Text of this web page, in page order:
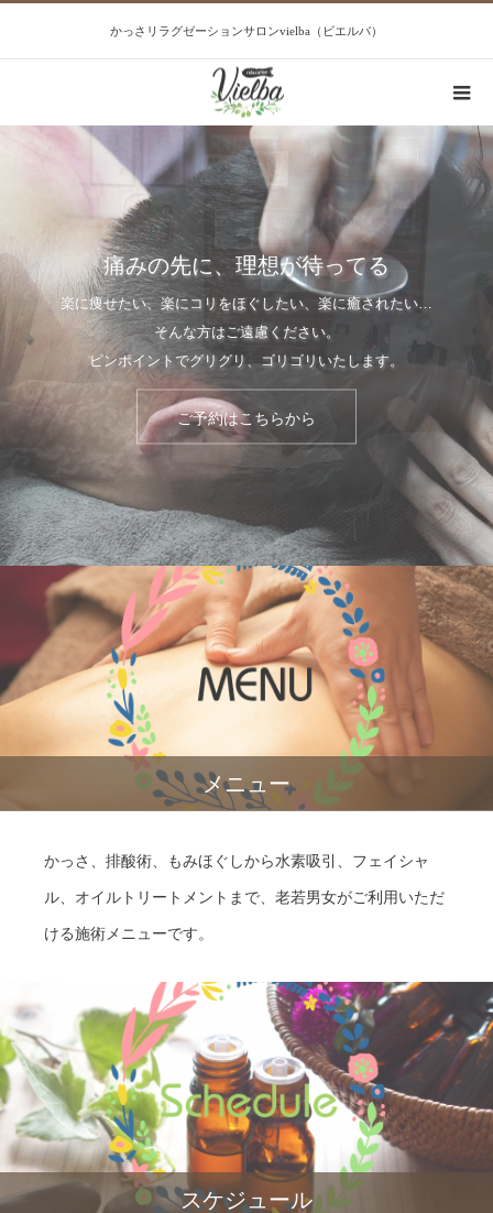
かっさリラグゼーションサロンvielba（ビエルバ）
痛みの先に、理想が待ってる
楽に痩せたい、楽にコリをほぐしたい、楽に癒されたい…
そんな方はご遠慮ください。
ピンポイントでグリグリ、ゴリゴリいたします。
ご予約はこちらから
メニュー
かっさ、排酸術、もみほぐしから水素吸引、フェイシャ
ル、オイルトリートメントまで、老若男女がご利用いただ
ける施術メニューです。
スケジュール